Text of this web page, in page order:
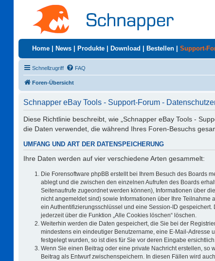
Home News Produkte Download Bestellen Support-
Schnellzugriff FAQ
Foren-Übersicht
Schnapper eBay Tools - Support-Forum -
Diese Richtlinie beschreibt, wie „Schnapper eBay Tools -
die Daten verwendet, die während Ihres Foren-Besuchs
UMFANG UND ART DER DATENSPEICHERUNG
Ihre Daten werden auf vier verschiedene Arten gesammelt:
Die Forensoftware phpBB erstellt bei Ihrem Besuch des Boards
ablegt und die zwischen den einzelnen Aufrufen des Boards
Seitenaufrufe zugeordnet werden können), Informationen über
nicht angemeldet sind) sowie Informationen über Ihre
ein Authentifizierungsschlüssel und eine Session-ID
jederzeit über die Funktion „Alle Cookies löschen“ löschen.
Weiterhin werden die Daten gespeichert, die Sie bei der
mindestens ein eindeutiger Benutzername, eine E-Mail-Adresse
festgelegt wurden, so ist dies für Sie vor deren Eingabe
Wenn Sie einen Beitrag oder eine private Nachricht erstellen,
Beitrag als Entwurf zwischenspeichern. In diesen Fällen wird